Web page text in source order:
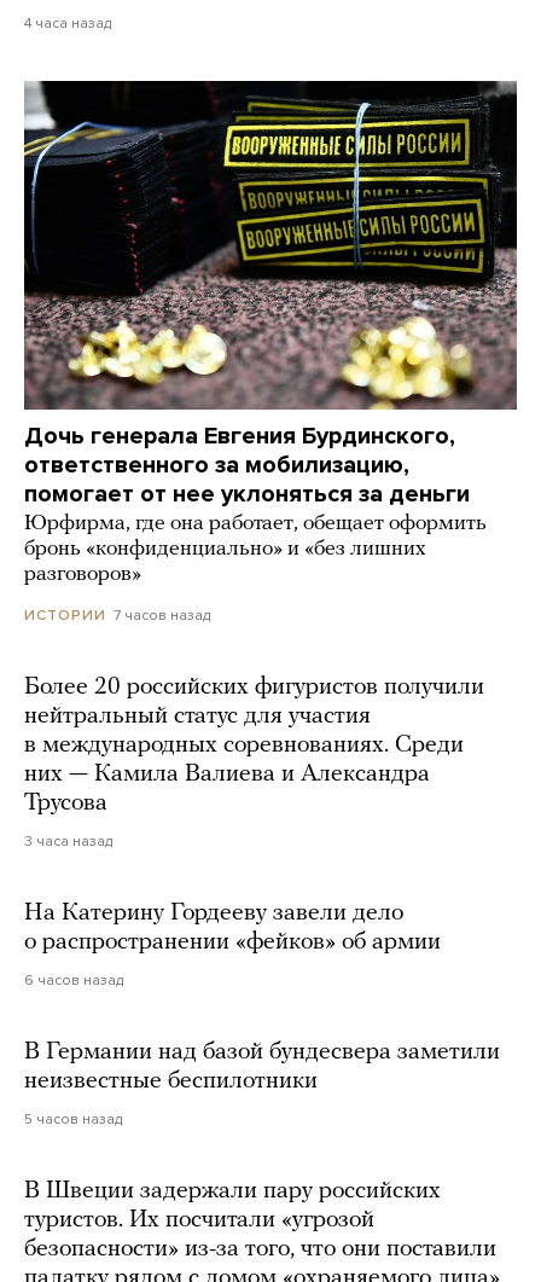
4 часа назад
Дочь генерала Евгения Бурдинского,
ответственного за мобилизацию,
помогает от нее уклоняться за деньги
Юрфирма, где она работает, обещает оформить
бронь «конфиденциально» и «без лишних
разговоров»
ИСТОРИИ 7 часов назад
Более 20 российских фигуристов получили
нейтральный статус для участия
в международных соревнованиях. Среди
них — Камила Валиева и Александра
Трусова
3 часа назад
На Катерину Гордееву завели дело
о распространении «фейков» об армии
6 часов назад
В Германии над базой бундесвера заметили
неизвестные беспилотники
5 часов назад
В Швеции задержали пару российских
туристов. Их посчитали «угрозой
безопасности» из-за того, что они поставили